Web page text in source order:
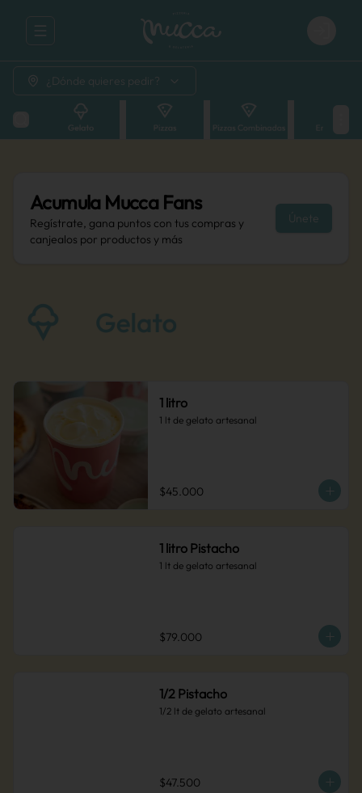
Abrir menu de navegación Login
¿Dónde quieres pedir?
Acumula Mucca Fans
Regístrate, gana puntos con tus compras y
canjealos por productos y más
Únete
1 litro
1 lt de gelato artesanal
$45.000
1 litro Pistacho
1 lt de gelato artesanal
$79.000
1/2 Pistacho
1/2 lt de gelato artesanal
$47.500